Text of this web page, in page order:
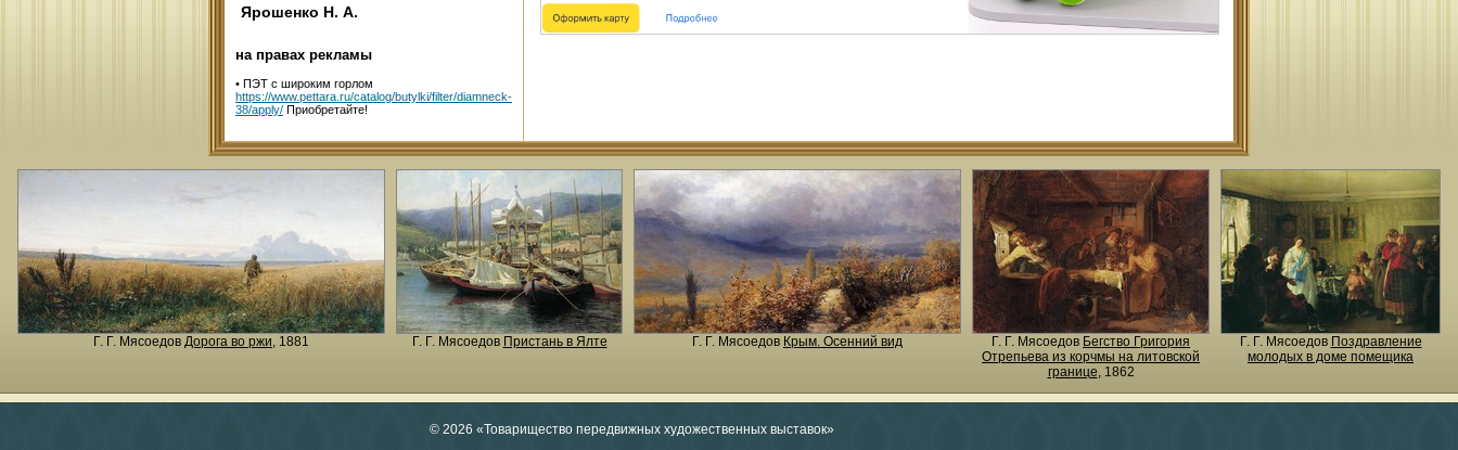
Ярошенко Н. А.
на правах рекламы
• ПЭТ с широким горлом
https://www.pettara.ru/catalog/butylki/filter/diamneck-
38/apply/ Приобретайте!
Г. Г. Мясоедов Дорога во ржи, 1881 Г. Г. Мясоедов Пристань в Ялте Г. Г. Мясоедов Крым. Осенний вид Г. Г. Мясоедов Бегство Григория
Отрепьева из корчмы на литовской
границе, 1862
Г. Г. Мясоедов Поздравление
молодых в доме помещика
© 2026 «Товарищество передвижных художественных выставок»